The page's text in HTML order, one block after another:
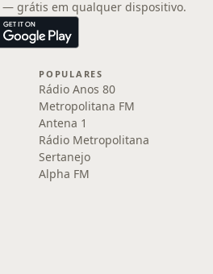
grátis em qualquer dispositivo.
POPULARES
Rádio Anos 80
Metropolitana FM
Antena 1
Rádio Metropolitana
Sertanejo
Alpha FM